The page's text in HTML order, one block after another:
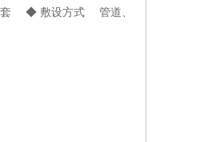
套 ◆ 敷设方式 管道、